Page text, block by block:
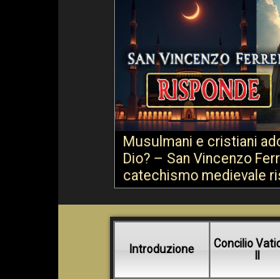
Musulmani e cristiani
Dio? – San Vincenzo
catechismo medievale
Introduzione
Concilio